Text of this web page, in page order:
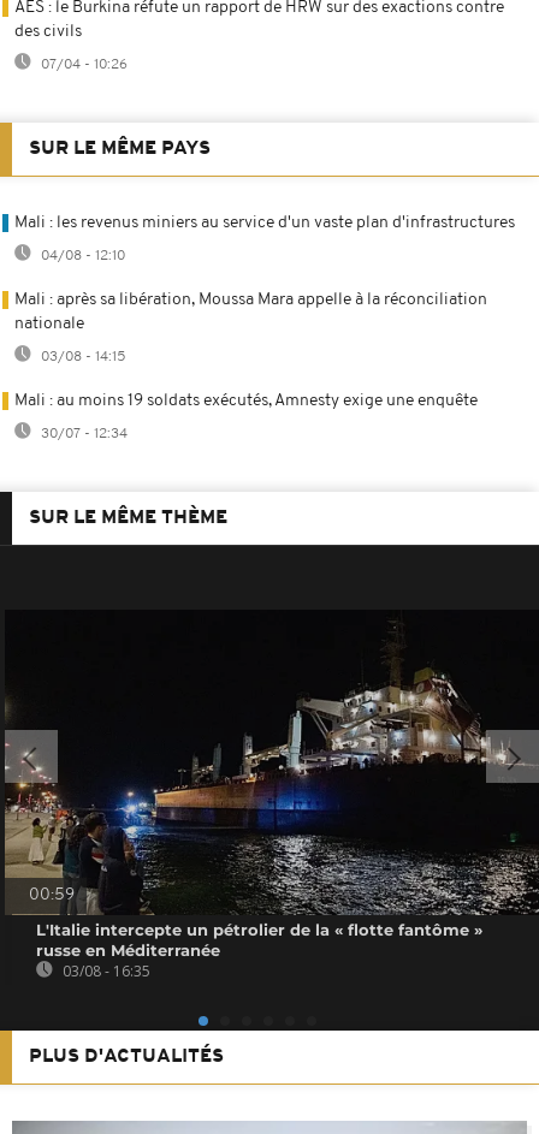
AES : le Burkina réfute un rapport de HRW sur des exactions contre
des civils
07/04 - 10:26
SUR LE MÊME PAYS
Mali : les revenus miniers au service d'un vaste plan d'infrastructures
04/08 - 12:10
Mali : après sa libération, Moussa Mara appelle à la réconciliation
nationale
03/08 - 14:15
Mali : au moins 19 soldats exécutés, Amnesty exige une enquête
30/07 - 12:34
SUR LE MÊME THÈME
00:59
L'Italie intercepte un pétrolier de la « flotte fantôme »
russe en Méditerranée
03/08 - 16:35
PLUS D'ACTUALITÉS